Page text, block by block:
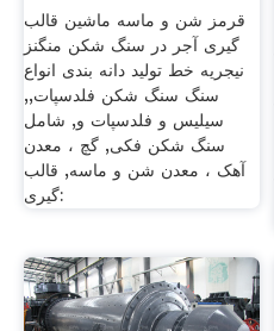
قرمز شن و ماسه ماشین قالب
گیری آجر در سنگ شکن منگنز
نیجریه خط تولید دانه بندی انواع
سنگ سنگ شکن فلدسپات,,
سیلیس و فلدسپات و, شامل
سنگ شکن فکی, گچ ، معدن
آهک ، معدن شن و ماسه, قالب
گیری: